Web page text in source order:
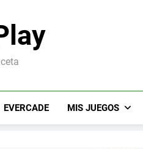
EVERCADE MIS JUEGOS